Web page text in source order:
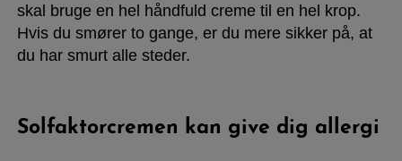
skal bruge en hel håndfuld creme til en hel krop.
Hvis du smører to gange, er du mere sikker på, at
du har smurt alle steder.
Solfaktorcremen kan give dig allergi